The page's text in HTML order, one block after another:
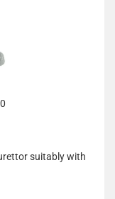
suitably with